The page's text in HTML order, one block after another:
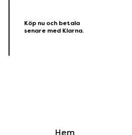
Köp nu och betala
senare med Klarna.
Hem